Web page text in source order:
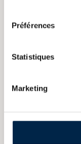
Préférences
Statistiques
Marketing
Saint James 1982 Of.
CARACTÉRISTIQUES